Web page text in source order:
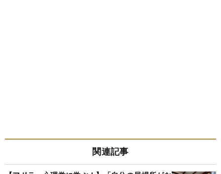
関連記事